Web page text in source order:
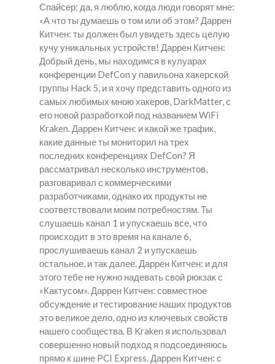
Спайсер: да, я люблю, когда люди говорят мне:
«А что ты думаешь о том или об этом? Даррен
Китчен: ты должен был увидеть здесь целую
кучу уникальных устройств! Даррен Китчен:
Добрый день, мы находимся в кулуарах
конференции DefCon у павильона хакерской
группы Hack 5, и я хочу представить одного из
самых любимых мною хакеров, DarkMatter, с
его новой разработкой под названием WiFi
Kraken. Даррен Китчен: и какой же трафик,
какие данные ты мониторил на трех
последних конференциях DefCon? Я
рассматривал несколько инструментов,
разговаривал с коммерческими
разработчиками, однако их продукты не
соответствовали моим потребностям. Ты
слушаешь канал 1 и упускаешь все, что
происходит в это время на канале 6,
прослушиваешь канал 2 и упускаешь
остальное, и так далее. Даррен Китчен: и для
этого тебе не нужно надевать свой рюкзак с
«Кактусом». Даррен Китчен: совместное
обсуждение и тестирование наших продуктов
это великое дело, одно из ключевых свойств
нашего сообщества. В Kraken я использовал
совершенно новый подход я подсоединяюсь
прямо к шине PCI Express. Даррен Китчен: с